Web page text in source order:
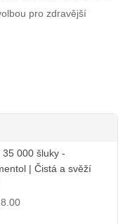
pro zdravější
35 000 šluky -
| Čistá a svěží